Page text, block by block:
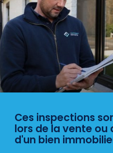
Ces inspections
lors de la vente ou
d'un bien